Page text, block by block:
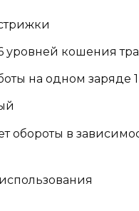
уровней кошения
на одном заряде
обороты в